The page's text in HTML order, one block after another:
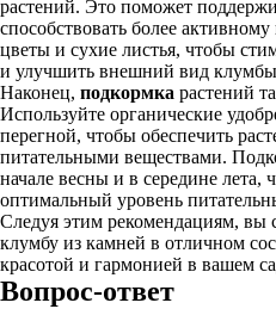
растений. Это поможет
способствовать более
цветы и сухие листья, чтобы
и улучшить внешний вид
Наконец, подкормка растений
Используйте органические
перегной, чтобы обеспечить
питательными веществами.
начале весны и в середине лета,
оптимальный уровень
Следуя этим рекомендациям, вы
клумбу из камней в отличном
красотой и гармонией в вашем
Вопрос-ответ